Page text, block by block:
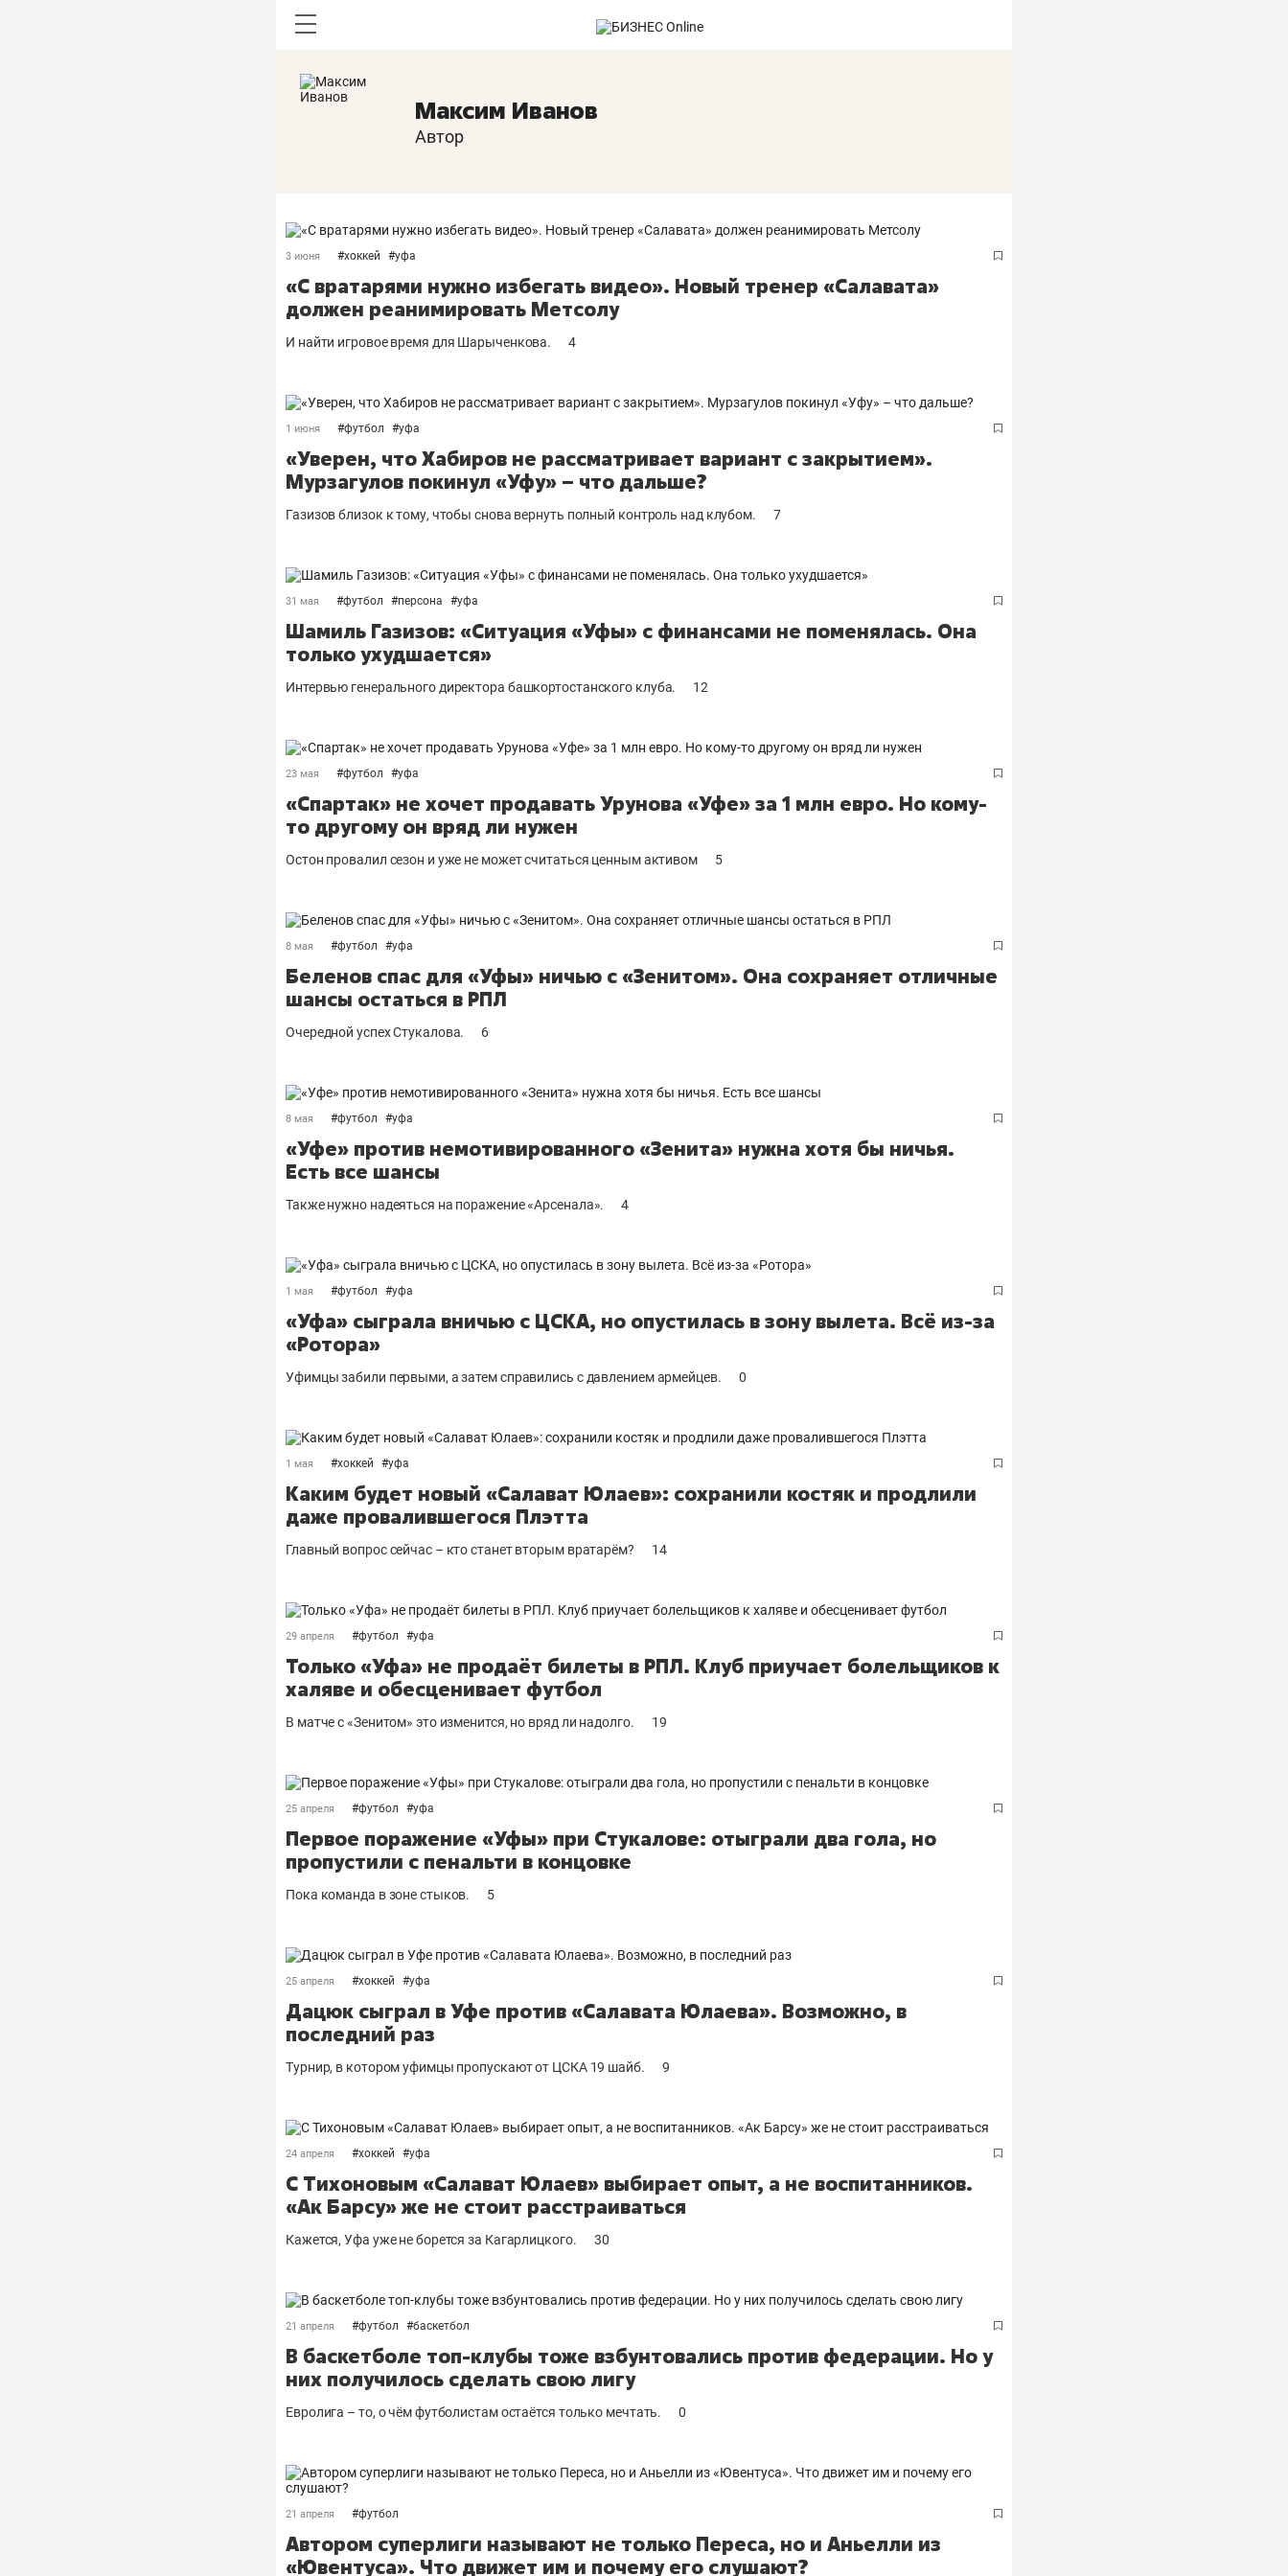
Максим Иванов
Автор
3 июня #хоккей #уфа
«С вратарями нужно избегать видео». Новый тренер «Салавата»
должен реанимировать Метсолу
И найти игровое время для Шарыченкова. 4
1 июня #футбол #уфа
«Уверен, что Хабиров не рассматривает вариант с закрытием».
Мурзагулов покинул «Уфу» – что дальше?
Газизов близок к тому, чтобы снова вернуть полный контроль над клубом. 7
31 мая #футбол #персона #уфа
Шамиль Газизов: «Ситуация «Уфы» с финансами не поменялась. Она
только ухудшается»
Интервью генерального директора башкортостанского клуба. 12
23 мая #футбол #уфа
«Спартак» не хочет продавать Урунова «Уфе» за 1 млн евро. Но кому-
то другому он вряд ли нужен
Остон провалил сезон и уже не может считаться ценным активом 5
8 мая #футбол #уфа
Беленов спас для «Уфы» ничью с «Зенитом». Она сохраняет отличные
шансы остаться в РПЛ
Очередной успех Стукалова. 6
8 мая #футбол #уфа
«Уфе» против немотивированного «Зенита» нужна хотя бы ничья.
Есть все шансы
Также нужно надеяться на поражение «Арсенала». 4
1 мая #футбол #уфа
«Уфа» сыграла вничью с ЦСКА, но опустилась в зону вылета. Всё из-за
«Ротора»
Уфимцы забили первыми, а затем справились с давлением армейцев. 0
1 мая #хоккей #уфа
Каким будет новый «Салават Юлаев»: сохранили костяк и продлили
даже провалившегося Плэтта
Главный вопрос сейчас – кто станет вторым вратарём? 14
29 апреля #футбол #уфа
Только «Уфа» не продаёт билеты в РПЛ. Клуб приучает болельщиков к
халяве и обесценивает футбол
В матче с «Зенитом» это изменится, но вряд ли надолго. 19
25 апреля #футбол #уфа
Первое поражение «Уфы» при Стукалове: отыграли два гола, но
пропустили с пенальти в концовке
Пока команда в зоне стыков. 5
25 апреля #хоккей #уфа
Дацюк сыграл в Уфе против «Салавата Юлаева». Возможно, в
последний раз
Турнир, в котором уфимцы пропускают от ЦСКА 19 шайб. 9
24 апреля #хоккей #уфа
С Тихоновым «Салават Юлаев» выбирает опыт, а не воспитанников.
«Ак Барсу» же не стоит расстраиваться
Кажется, Уфа уже не борется за Кагарлицкого. 30
21 апреля #футбол #баскетбол
В баскетболе топ-клубы тоже взбунтовались против федерации. Но у
них получилось сделать свою лигу
Евролига – то, о чём футболистам остаётся только мечтать. 0
21 апреля #футбол
Автором суперлиги называют не только Переса, но и Аньелли из
«Ювентуса». Что движет им и почему его слушают?